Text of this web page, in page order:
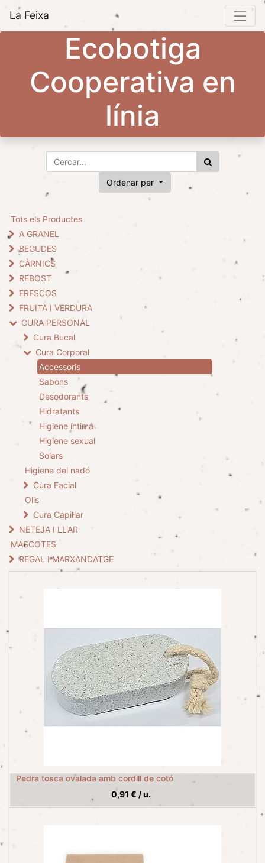
La Feixa
Ecobotiga
Cooperativa en
línia
Ordenar per
Tots els Productes
A GRANEL
BEGUDES
CÀRNICS
REBOST
FRESCOS
FRUITA I VERDURA
CURA PERSONAL
Cura Bucal
Cura Corporal
Accessoris
Sabons
Desodorants
Hidratants
Higiene íntima
Higiene sexual
Solars
Higiene del nadó
Cura Facial
Olis
Cura Capil·lar
NETEJA I LLAR
MASCOTES
REGAL I MARXANDATGE
Pedra tosca ovalada amb cordill de cotó
0,91 € /u.